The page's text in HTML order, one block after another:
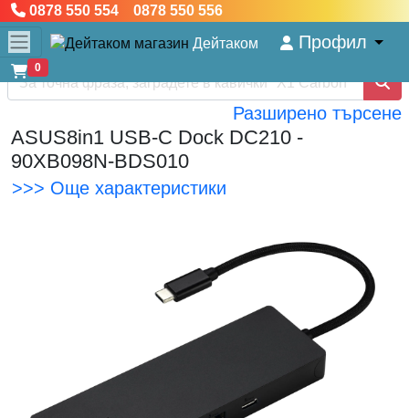
0878 550 554 0878 550 556
Дейтаком Профил
0
Разширено търсене
ASUS8in1 USB-C Dock DC210 -
90XB098N-BDS010
>>> Още характеристики